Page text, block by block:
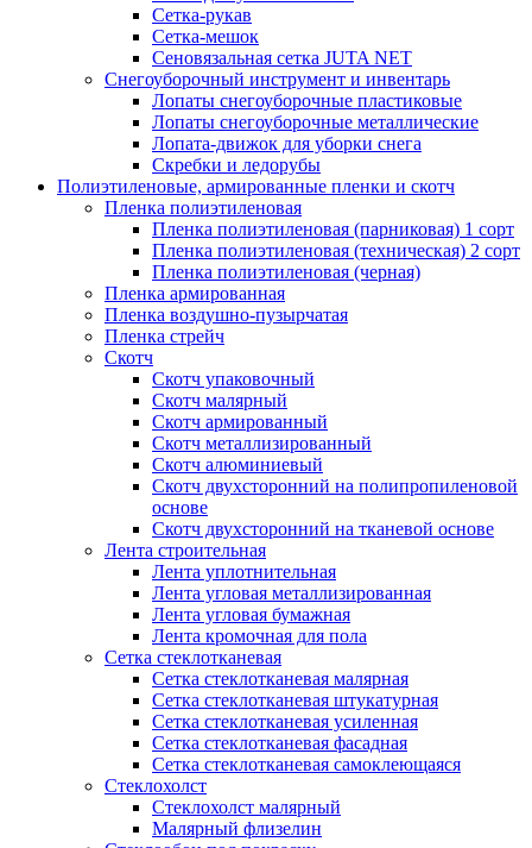
Сетка-рукав
Сетка-мешок
Сеновязальная сетка JUTA NET
Снегоуборочный инструмент и инвентарь
Лопаты снегоуборочные пластиковые
Лопаты снегоуборочные металлические
Лопата-движок для уборки снега
Скребки и ледорубы
Полиэтиленовые, армированные пленки и скотч
Пленка полиэтиленовая
Пленка полиэтиленовая (парниковая) 1 сорт
Пленка полиэтиленовая (техническая) 2 сорт
Пленка полиэтиленовая (черная)
Пленка армированная
Пленка воздушно-пузырчатая
Пленка стрейч
Скотч
Скотч упаковочный
Скотч малярный
Скотч армированный
Скотч металлизированный
Скотч алюминиевый
Скотч двухсторонний на полипропиленовой
основе
Скотч двухсторонний на тканевой основе
Лента строительная
Лента уплотнительная
Лента угловая металлизированная
Лента угловая бумажная
Лента кромочная для пола
Сетка стеклотканевая
Сетка стеклотканевая малярная
Сетка стеклотканевая штукатурная
Сетка стеклотканевая усиленная
Сетка стеклотканевая фасадная
Сетка стеклотканевая самоклеющаяся
Стеклохолст
Стеклохолст малярный
Малярный флизелин